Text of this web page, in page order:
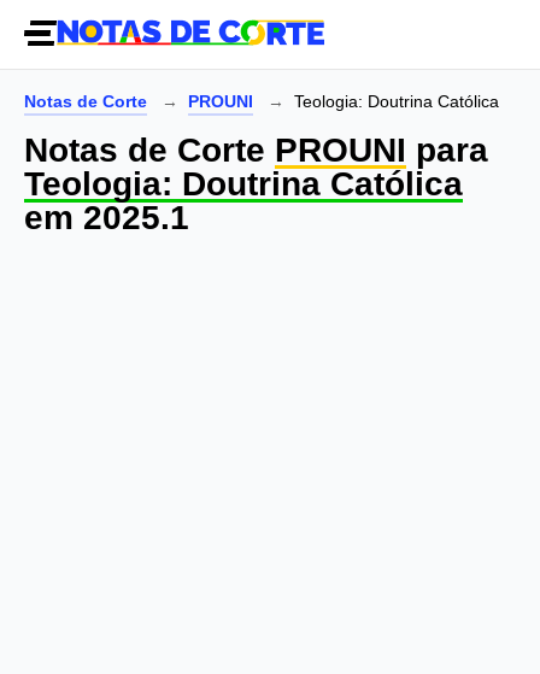
Notas de Corte PROUNI Teologia: Doutrina Católica
Notas de Corte PROUNI para
Teologia: Doutrina Católica
em 2025.1